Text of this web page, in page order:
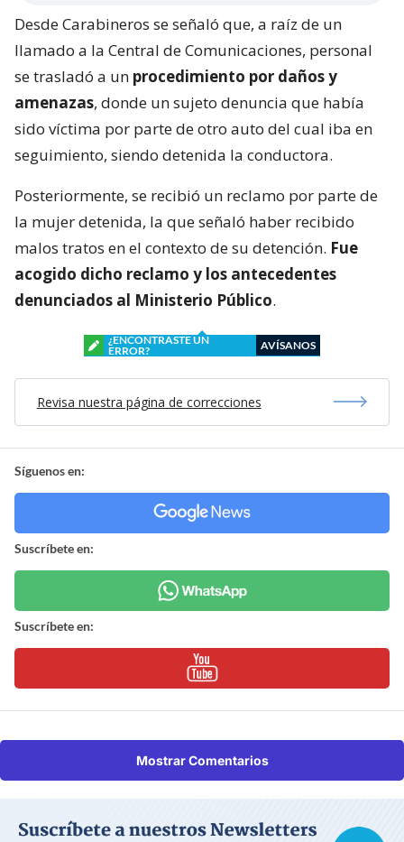
Desde Carabineros se señaló que, a raíz de un
llamado a la Central de Comunicaciones, personal
se trasladó a un procedimiento por daños y
amenazas, donde un sujeto denuncia que había
sido víctima por parte de otro auto del cual iba en
seguimiento, siendo detenida la conductora.
Posteriormente, se recibió un reclamo por parte de
la mujer detenida, la que señaló haber recibido
malos tratos en el contexto de su detención. Fue
acogido dicho reclamo y los antecedentes
denunciados al Ministerio Público.
¿ENCONTRASTE UN
ERROR?
AVÍSANOS
Revisa nuestra página de correcciones
Síguenos en:
Suscríbete en:
Suscríbete en:
Mostrar Comentarios